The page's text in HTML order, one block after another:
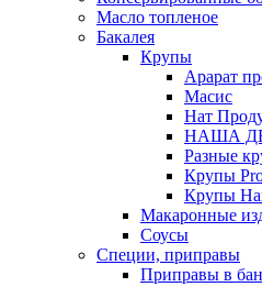
Масло топленое
Бакалея
Крупы
Арарат
Масис
Нат
НАША
Разные
Крупы
Крупы
Макаронные
Соусы
Специи, приправы
Приправы в